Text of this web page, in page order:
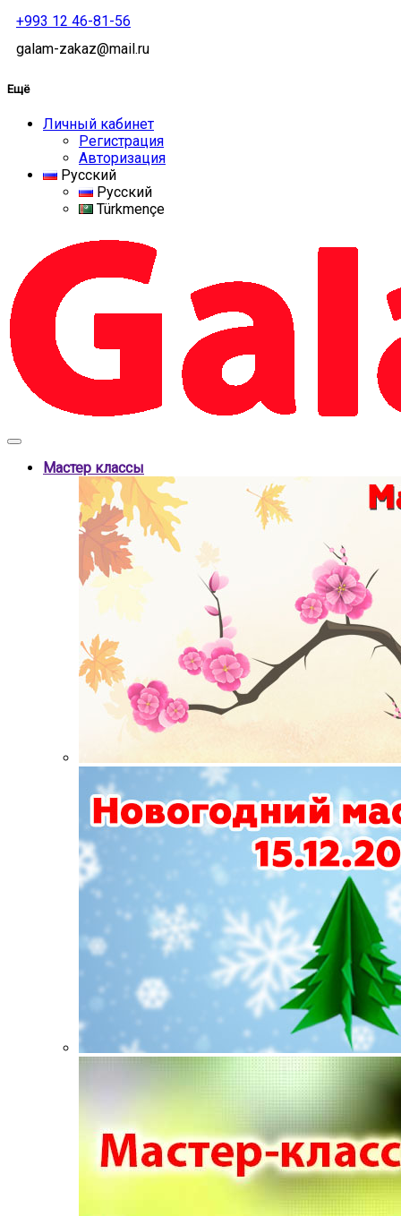
+993 12 46-81-56
galam-zakaz@mail.ru
Ещё
Личный кабинет
Регистрация
Авторизация
Русский
Русский
Türkmençe
Мастер классы